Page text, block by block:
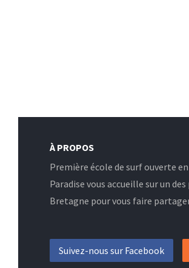
À PROPOS
Première école de surf ouverte
Paradise vous accueille sur un
Bretagne pour vous faire
Suivez-nous sur Facebook